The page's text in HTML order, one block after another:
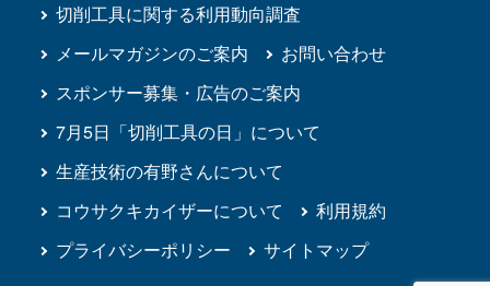
切削工具に関する利用動向調査
メールマガジンのご案内
お問い合わせ
スポンサー募集・広告のご案内
7月5日「切削工具の日」について
生産技術の有野さんについて
コウサクキカイザーについて
利用規約
プライバシーポリシー
サイトマップ